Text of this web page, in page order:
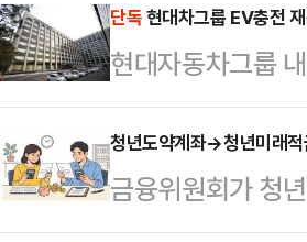
단독현대차그룹 EV충전
현대자동차그룹
대엔지니어링을
니어링이 올해 안
인 것으로 알려졌
청년도약계좌→청년미래적
금융위원회가 청
지만, 상품 구조가